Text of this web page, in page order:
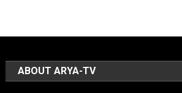
ABOUT ARYA-TV